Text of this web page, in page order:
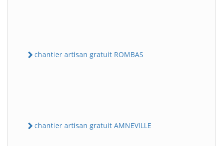
chantier artisan gratuit ROMBAS
chantier artisan gratuit AMNEVILLE